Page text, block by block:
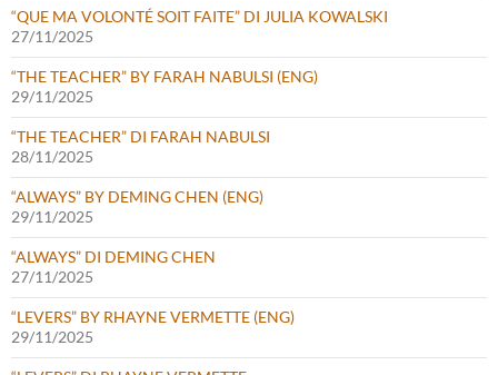
“QUE MA VOLONTÉ SOIT FAITE” DI JULIA KOWALSKI
27/11/2025
“THE TEACHER” BY FARAH NABULSI (ENG)
29/11/2025
“THE TEACHER” DI FARAH NABULSI
28/11/2025
“ALWAYS” BY DEMING CHEN (ENG)
29/11/2025
“ALWAYS” DI DEMING CHEN
27/11/2025
“LEVERS” BY RHAYNE VERMETTE (ENG)
29/11/2025